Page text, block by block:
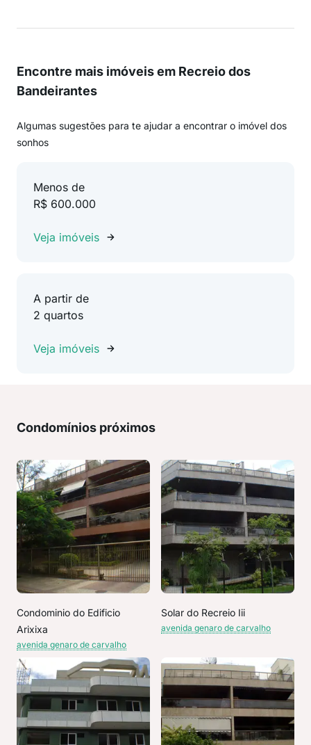
Encontre mais imóveis em Recreio dos
Bandeirantes
Algumas sugestões para te ajudar a encontrar o imóvel dos
sonhos
Menos de
R$ 600.000
Veja imóveis
A partir de
2 quartos
Veja imóveis
Condomínios próximos
Condominio do Edificio
Arixixa
avenida genaro de carvalho
Solar do Recreio Iii
avenida genaro de carvalho